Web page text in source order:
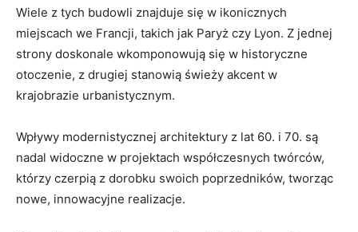
Wiele z tych budowli znajduje się w ikonicznych
miejscach we Francji, takich jak Paryż czy Lyon. Z ​jednej ​
strony​ doskonale wkomponowują się w historyczne
otoczenie, z drugiej⁤ stanowią świeży akcent w
krajobrazie ‍urbanistycznym.
Wpływy‌ modernistycznej ⁢architektury z lat 60. i 70. są
nadal widoczne w projektach współczesnych twórców,
którzy czerpią‍ z dorobku swoich poprzedników, tworząc
nowe, innowacyjne realizacje.